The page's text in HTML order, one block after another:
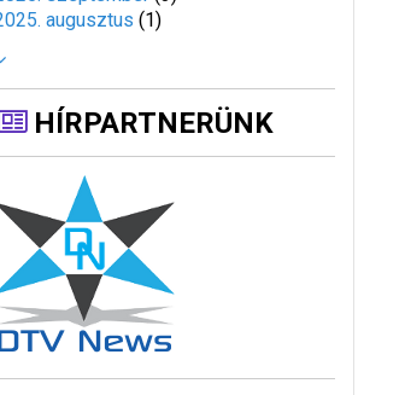
augusztus (1)
HÍRPARTNERÜNK